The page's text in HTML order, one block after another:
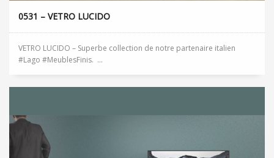
0531 – VETRO LUCIDO
VETRO LUCIDO – Superbe collection de notre partenaire italien
#Lago #MeublesFinis. ...